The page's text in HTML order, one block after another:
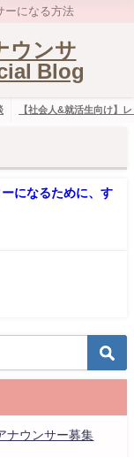
ーになる方法
ウンサ
Blog
【社会人&就活生向け】
になるために、す
ナウンサー募集